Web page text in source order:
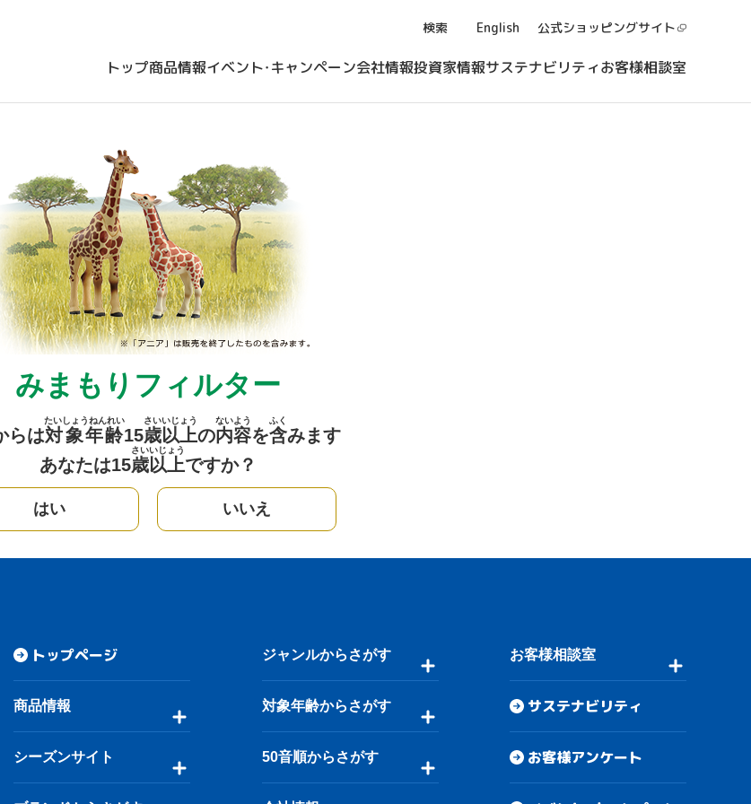
検索 English 公式ショッピングサイト
トップ商品情報イベント・キャンペーン会社情報投資家情報サステナビリティお客様相談室
みまもりフィルター
らは対象年齢
たいしょうねんれい
15歳
さい
以上
いじょう
の内容
ないよう
を含
ふく
みます
あなたは15歳
さい
以上
いじょう
ですか？
はい いいえ
トップページ
商品情報
シーズンサイト
ジャンルからさがす
対象年齢からさがす
50音順からさがす
お客様相談室
サステナビリティ
お客様アンケート